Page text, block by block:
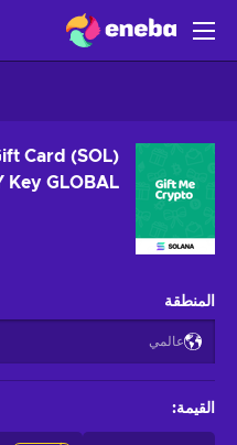
Card (SOL)
Key GLOBAL
المنطقة
عالمي
القيمة: